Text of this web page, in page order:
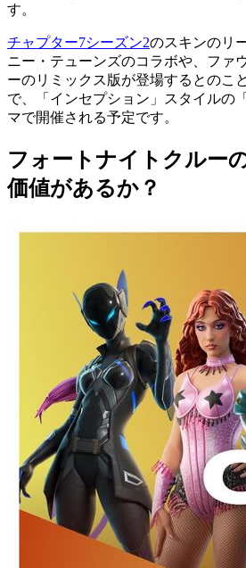
す。
チャプター7シーズン2のスキンのリ
ニー・テューンズのコラボや、ファ
ーのリミックス版が登場するとのこ
で、「インセプション」スタイルの
マで開催される予定です。
フォートナイトクルー
価値があるか？